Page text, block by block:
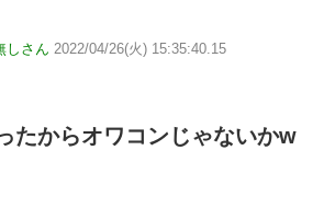
しさん 2022/04/26(火) 15:35:40.15
たからオワコンじゃないかw